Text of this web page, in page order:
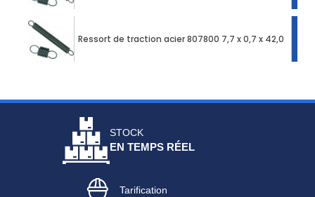
Ressort de traction acier 807800 7,7 x 0,7 x 42,0
STOCK
EN TEMPS RÉEL
Tarification